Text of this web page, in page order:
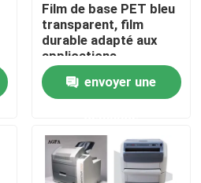
Film de base PET bleu
transparent, film
durable adapté aux
applications
d'emballage industriel
et d'impression,
offrant un coût
envoyer une